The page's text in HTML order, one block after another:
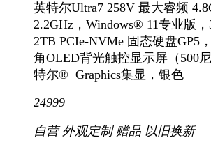
英特尔Ultra7 258V 最大睿频
2.2GHz，Windows® 11专业版，
2TB PCIe-NVMe 固态硬盘GP5
角OLED背光触控显示屏（500
特尔® Graphics集显，银色
24999
自营 外观定制 赠品 以旧换新